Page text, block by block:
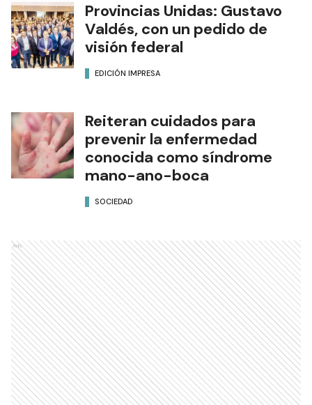
Provincias Unidas: Gustavo
Valdés, con un pedido de
visión federal
EDICIÓN IMPRESA
Reiteran cuidados para
prevenir la enfermedad
conocida como síndrome
mano-ano-boca
SOCIEDAD
Ads